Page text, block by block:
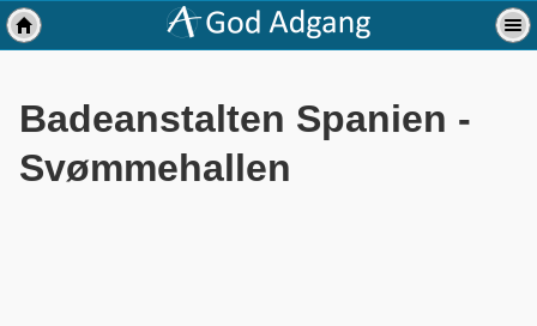
Badeanstalten Spanien -
Svømmehallen